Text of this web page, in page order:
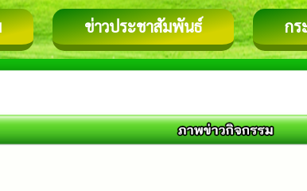
ข่าวประชาสัมพันธ์ กร